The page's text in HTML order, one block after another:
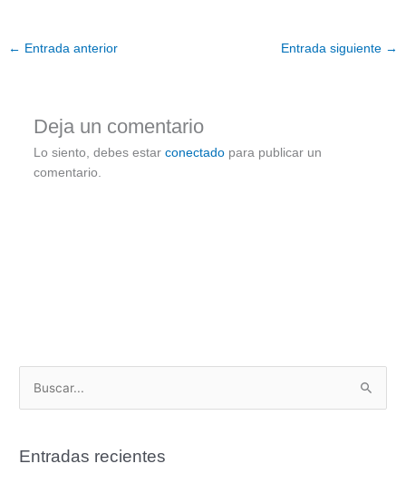
← Entrada anterior Entrada siguiente →
Deja un comentario
Lo siento, debes estar conectadopara publicar un
comentario.
c
Entradas recientes